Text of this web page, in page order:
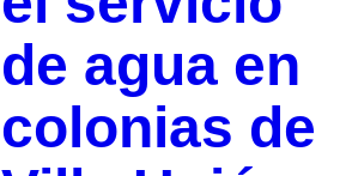
de agua en
colonias de